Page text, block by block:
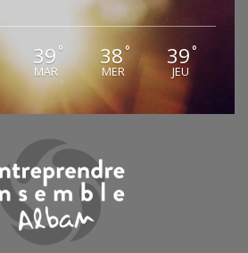
39 °
MAR
38 °
MER
39°
JEU